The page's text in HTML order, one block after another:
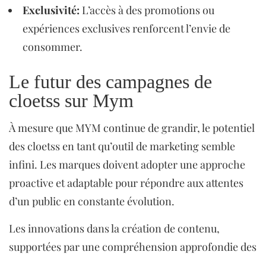
Exclusivité: L’accès à des promotions ou
expériences exclusives renforcent l’envie de
consommer.
Le futur des campagnes de
cloetss sur Mym
À mesure que MYM continue de grandir, le potentiel
des cloetss en tant qu’outil de marketing semble
infini. Les marques doivent adopter une approche
proactive et adaptable pour répondre aux attentes
d’un public en constante évolution.
Les innovations dans la création de contenu,
supportées par une compréhension approfondie des